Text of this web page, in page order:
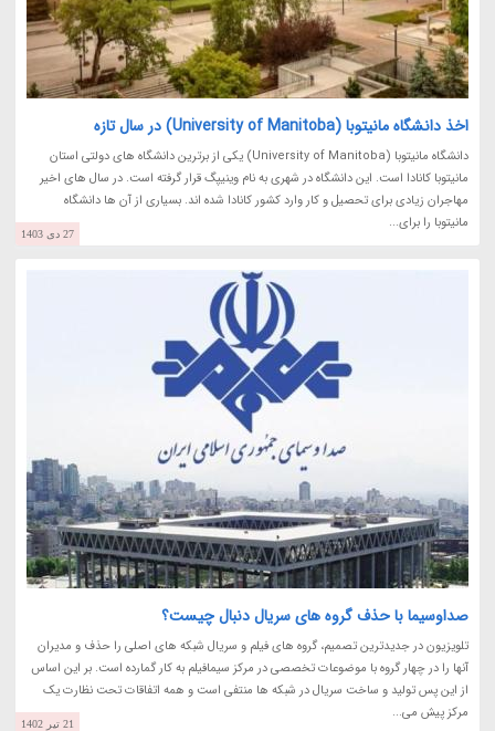
اخذ دانشگاه مانیتوبا (University of Manitoba) در سال تازه
دانشگاه مانیتوبا (University of Manitoba) یکی از برترین دانشگاه های دولتی استان
مانیتوبا کانادا است. این دانشگاه در شهری به نام وینیپگ قرار گرفته است. در سال های اخیر
مهاجران زیادی برای تحصیل و کار وارد کشور کانادا شده اند. بسیاری از آن ها دانشگاه
مانیتوبا را برای...
27 دی 1403
صداوسیما با حذف گروه های سریال دنبال چیست؟
تلویزیون در جدیدترین تصمیم، گروه های فیلم و سریال شبکه های اصلی را حذف و مدیران
آنها را در چهار گروه با موضوعات تخصصی در مرکز سیمافیلم به کار گمارده است. بر این اساس
از این پس تولید و ساخت سریال در شبکه ها منتفی است و همه اتفاقات تحت نظارت یک
مرکز پیش می...
21 تیر 1402